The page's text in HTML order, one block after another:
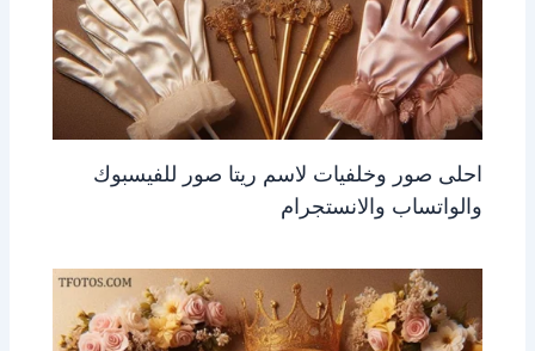
احلى صور وخلفيات لاسم ريتا صور للفيسبوك
والواتساب والانستجرام